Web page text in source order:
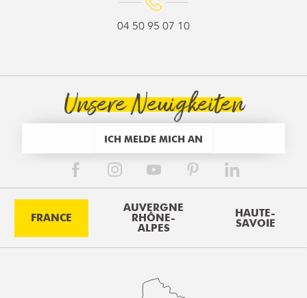
04 50 95 07 10
Unsere Neuigkeiten
ICH MELDE MICH AN
FRANCE
AUVERGNE
RHÔNE-
ALPES
HAUTE-
SAVOIE